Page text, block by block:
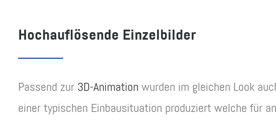
Hochauflösende Einzelbilder
Passend zur 3D-Animation wurden im gleichen Look
einer typischen Einbausituation produziert welche für